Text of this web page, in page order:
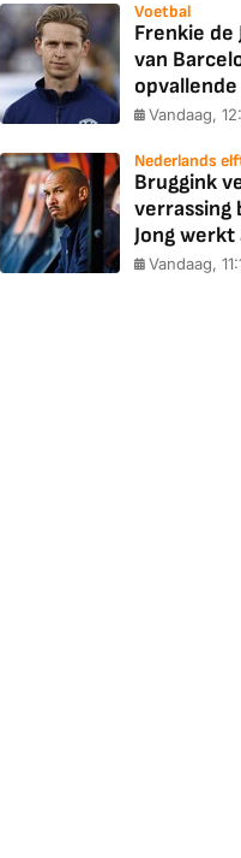
Voetbal
Frenkie de
van
Vandaag,
Nederlands
Bruggink
verrassing
Jong
Vandaag,